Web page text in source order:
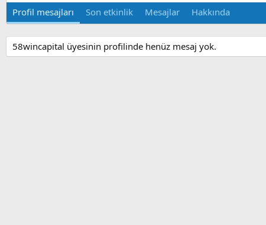
Profil mesajları Son etkinlik Mesajlar Hakkında
58wincapital üyesinin profilinde henüz mesaj yok.